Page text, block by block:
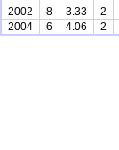
2002 8 3.33 2
2004
6 4.06 2